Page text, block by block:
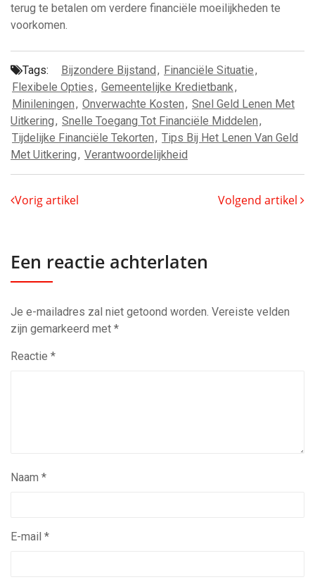
terug te betalen om verdere financiële moeilijkheden te
voorkomen.
Tags: Bijzondere Bijstand, Financiële Situatie,
Flexibele Opties, Gemeentelijke Kredietbank,
Minileningen, Onverwachte Kosten, Snel Geld Lenen Met
Uitkering, Snelle Toegang Tot Financiële Middelen,
Tijdelijke Financiële Tekorten, Tips Bij Het Lenen Van Geld
Met Uitkering, Verantwoordelijkheid
Vorig artikel Volgend artikel
Een reactie achterlaten
Je e-mailadres zal niet getoond worden. Vereiste velden
zijn gemarkeerd met *
Reactie *
Naam *
E-mail *